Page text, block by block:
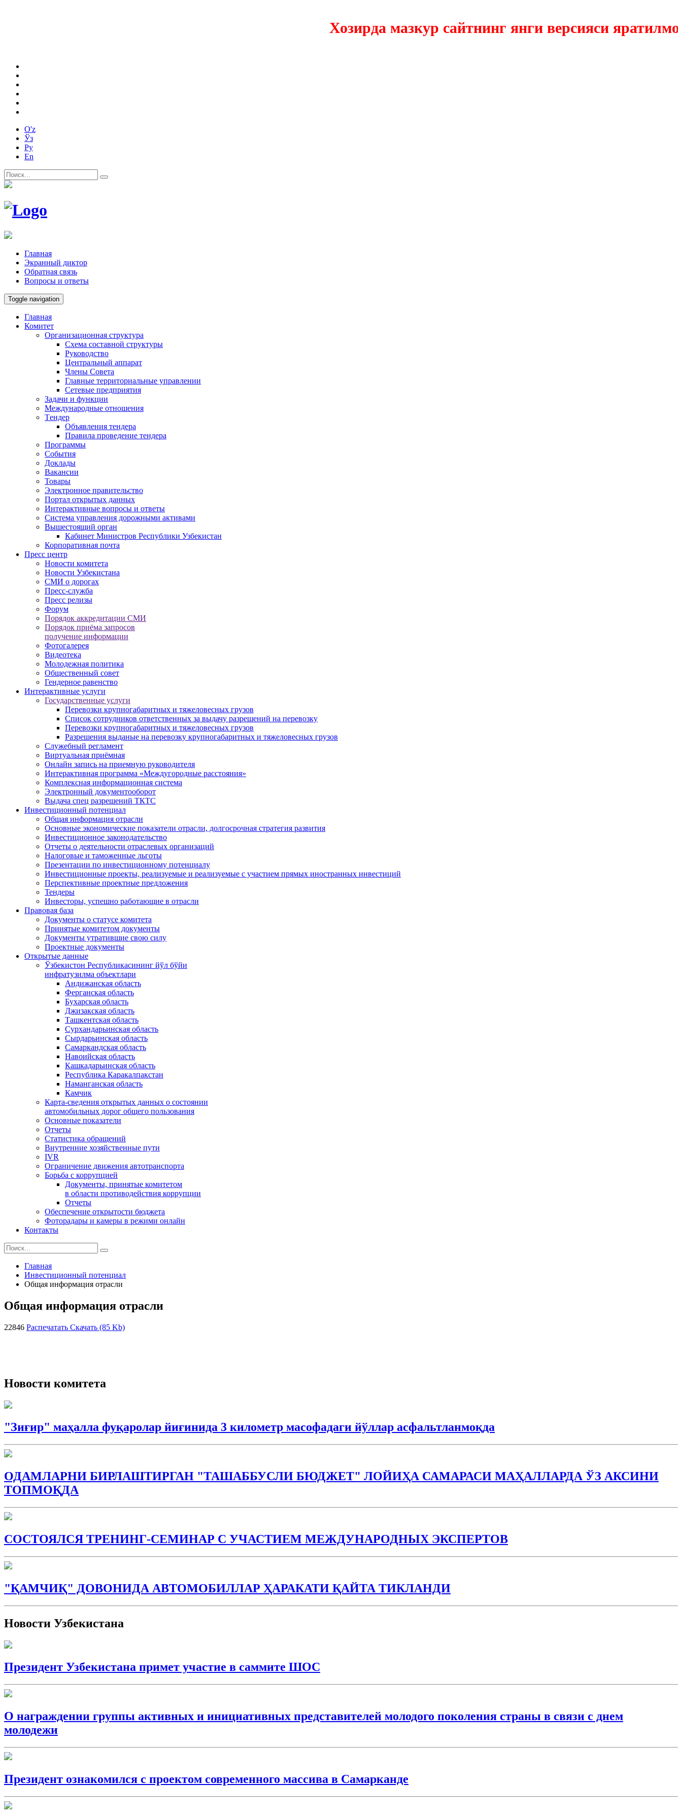
Хозирда мазкур сайтнинг янги версияси яратилмокда
O'z
Ўз
Ру
En
Главная
Экранный диктор
Обратная связь
Вопросы и ответы
Toggle navigation
Главная
Комитет
Организационная структура
Схема составной структуры
Руководство
Центральный аппарат
Члены Совета
Главные территориальные управлении
Сетевые предприятия
Задачи и функции
Международные отношения
Tендер
Объявления тендера
Правила проведение тендера
Программы
Cобытия
Доклады
Вакансии
Товары
Электронное правительство
Портал открытых данных
Интерактивные вопросы и ответы
Система управления дорожными активами
Вышестоящий орган
Кабинет Министров Республики Узбекистан
Корпоративная почта
Пресс центр
Новости комитета
Новости Узбекистана
СМИ о дорогах
Пресс-служба
Пресс релизы
Форум
Порядок аккредитации СМИ
Порядок приёма запросов
получение информации
Фотогалерея
Видеотека
Молодежная политика
Общественный совет
Гендерное равенство
Интерактивные услуги
Государственные услуги
Перевозки крупногабаритных и тяжеловесных грузов
Список сотрудников ответственных за выдачу разрешений на перевозку
Перевозки крупногабаритных и тяжеловесных грузов
Разрешения выданые на перевозку крупногабаритных и тяжеловесных грузов
Служебный регламент
Виртуальная приёмная
Онлайн запись на приемную руководителя
Интерактивная программа «Междугородные расстояния»
Комплексная информационная система
Электронный документооборот
Выдача спец разрешений ТКТС
Инвестиционный потенциал
Общая информация отрасли
Основные экономические показатели отрасли, долгосрочная стратегия развития
Инвестиционное законодательство
Отчеты о деятельности отраслевых организаций
Налоговые и таможенные льготы
Презентации по инвестиционному потенциалу
Инвестиционные проекты, реализуемые и реализуемые с участием прямых иностранных инвестиций
Перспективные проектные предложения
Тендеры
Инвесторы, успешно работающие в отрасли
Правовая база
Документы о статусе комитета
Принятые комитетом документы
Документы утратившие свою силу
Проектные документы
Открытые данные
Ўзбекистон Республикасининг йўл бўйи
инфратузилма объектлари
Андижанская область
Ферганская область
Бухарская область
Джизакская область
Ташкентская область
Сурхандарьинская область
Сырдарьинская область
Самаркандская область
Навоийская область
Кашкадарьинская область
Республика Каракалпакстан
Наманганская область
Камчик
Карта-сведения открытых данных о состоянии
автомобильных дорог общего пользования
Основные показатели
Отчеты
Статистика обращений
Внутренние хозяйственные пути
IVR
Ограничение движения автотранспорта
Борьба с коррупцией
Документы, принятые комитетом
в области противодействия коррупции
Отчеты
Обеспечение открытости бюджета
Фоторадары и камеры в режими онлайн
Контакты
Главная
Инвестиционный потенциал
Общая информация отрасли
Общая информация отрасли
22846 Распечатать Скачать (85 Kb)
Новости комитета
"Зиғир" маҳалла фуқаролар йиғинида 3 километр масофадаги йўллар асфальтланмоқда
ОДАМЛАРНИ БИРЛАШТИРГАН "ТАШАББУСЛИ БЮДЖEТ" ЛОЙИҲА САМАРАСИ МАҲАЛЛАРДА ЎЗ АКСИНИ
ТОПМОҚДА
СОСТОЯЛСЯ ТРЕНИНГ-СЕМИНАР С УЧАСТИЕМ МЕЖДУНАРОДНЫХ ЭКСПЕРТОВ
"ҚАМЧИҚ" ДОВОНИДА АВТОМОБИЛЛАР ҲАРАКАТИ ҚАЙТА ТИКЛАНДИ
Новости Узбекистана
Президент Узбекистана примет участие в саммите ШОС
О награждении группы активных и инициативных представителей молодого поколения страны в связи с днем
молодежи
Президент ознакомился с проектом современного массива в Самарканде